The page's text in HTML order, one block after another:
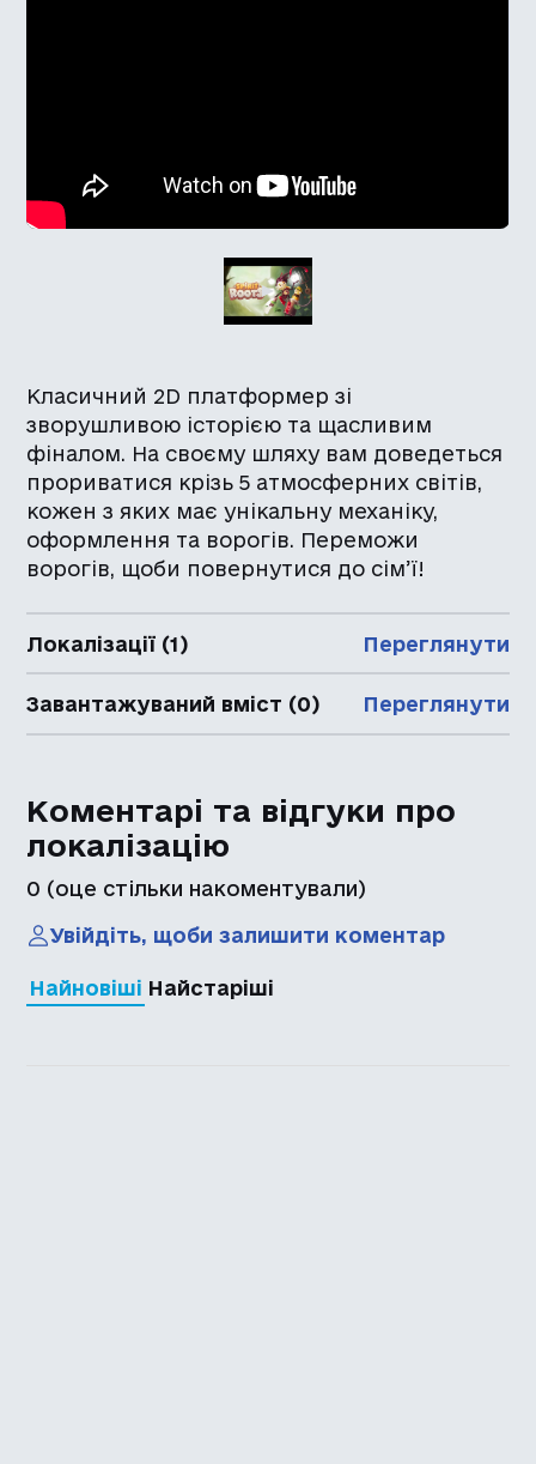
Класичний 2D платформер зі
зворушливою історією та щасливим
фіналом. На своєму шляху вам доведеться
прориватися крізь 5 атмосферних світів,
кожен з яких має унікальну механіку,
оформлення та ворогів. Переможи
ворогів, щоби повернутися до сім’ї!
Локалізації (1) Переглянути
Завантажуваний вміст (0) Переглянути
Коментарі та відгуки про
локалізацію
0 (оце стільки накоментували)
Увійдіть, щоби залишити коментар
Найновіші Найстаріші